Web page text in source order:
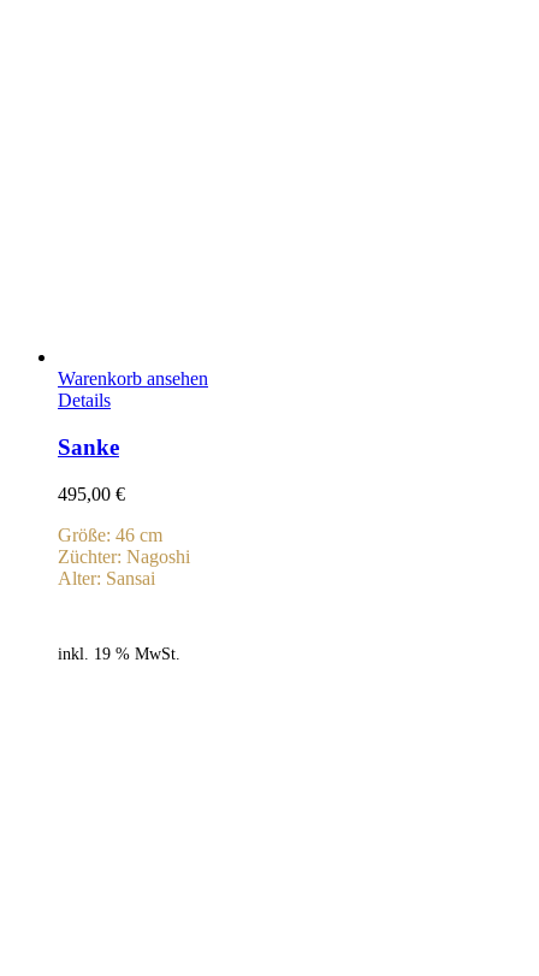
Warenkorb ansehen
Details
Sanke
495,00 €
Größe: 46 cm
Züchter: Nagoshi
Alter: Sansai
inkl. 19 % MwSt.